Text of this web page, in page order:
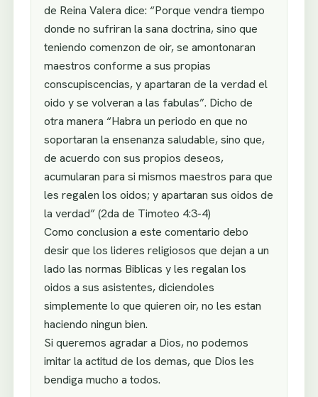
de Reina Valera dice: “Porque vendra tiempo
donde no sufriran la sana doctrina, sino que
teniendo comenzon de oir, se amontonaran
maestros conforme a sus propias
conscupiscencias, y apartaran de la verdad el
oido y se volveran a las fabulas”. Dicho de
otra manera “Habra un periodo en que no
soportaran la ensenanza saludable, sino que,
de acuerdo con sus propios deseos,
acumularan para si mismos maestros para que
les regalen los oidos; y apartaran sus oidos de
la verdad” (2da de Timoteo 4:3-4)
Como conclusion a este comentario debo
desir que los lideres religiosos que dejan a un
lado las normas Biblicas y les regalan los
oidos a sus asistentes, diciendoles
simplemente lo que quieren oir, no les estan
haciendo ningun bien.
Si queremos agradar a Dios, no podemos
imitar la actitud de los demas, que Dios les
bendiga mucho a todos.